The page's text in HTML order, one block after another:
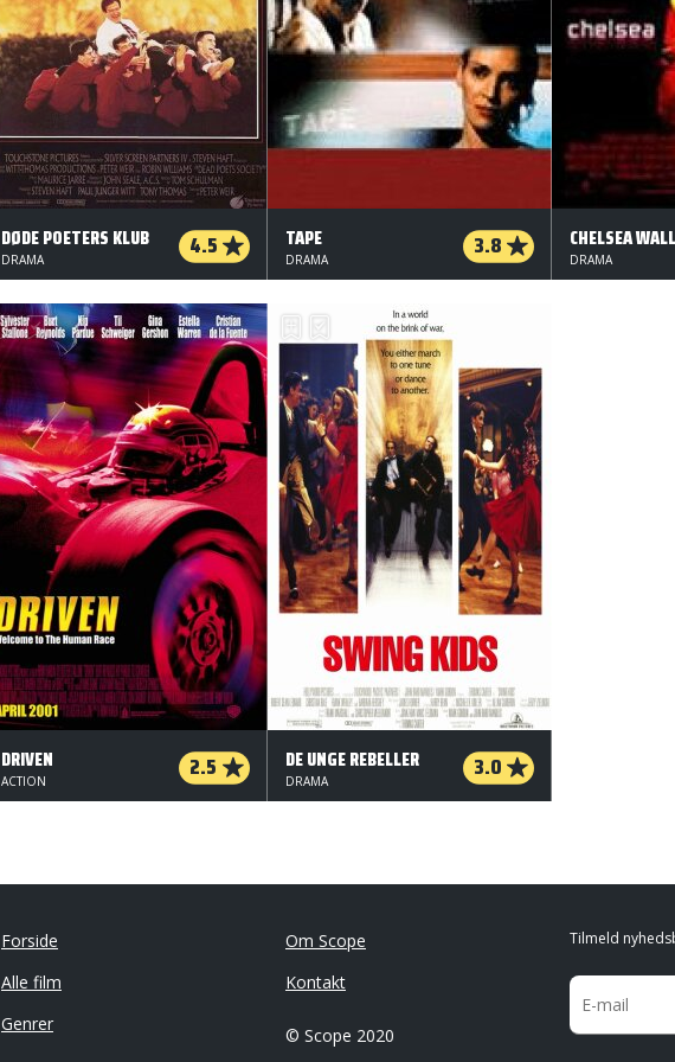
DØDE POETERS KLUB 4.5
DRAMA
TAPE 3.8
DRAMA
CHELSEA
DRAMA
DRIVEN 2.5
ACTION
DE UNGE REBELLER 3.0
DRAMA
Forside
Alle film
Genrer
Om Scope
Kontakt
© Scope 2020
Tilmeld